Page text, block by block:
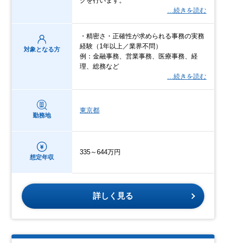
…続きを読む
対象となる方
・精密さ・正確性が求められる事務の実務
経験（1年以上／業界不問）
例：金融事務、営業事務、医療事務、経
理、総務など
…続きを読む
勤務地
東京都
想定年収
335～644万円
詳しく見る